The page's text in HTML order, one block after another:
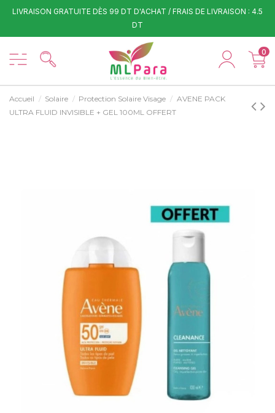
LIVRAISON GRATUITE DÈS 99 DT D'ACHAT / FRAIS DE LIVRAISON : 4.5
DT
0
Accueil Solaire Protection Solaire Visage
AVENE PACK
ULTRA FLUID INVISIBLE + GEL 100ML OFFERT